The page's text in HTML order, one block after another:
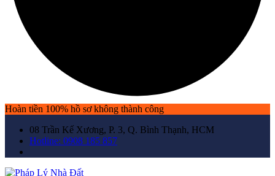
Hoàn tiền 100% hồ sơ không thành công
08 Trần Kế Xương, P. 3, Q. Bình Thạnh, HCM
Hotline: 0908 185 857